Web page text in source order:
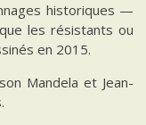
historiques —
les résistants ou
en 2015.
Mandela et Jean-